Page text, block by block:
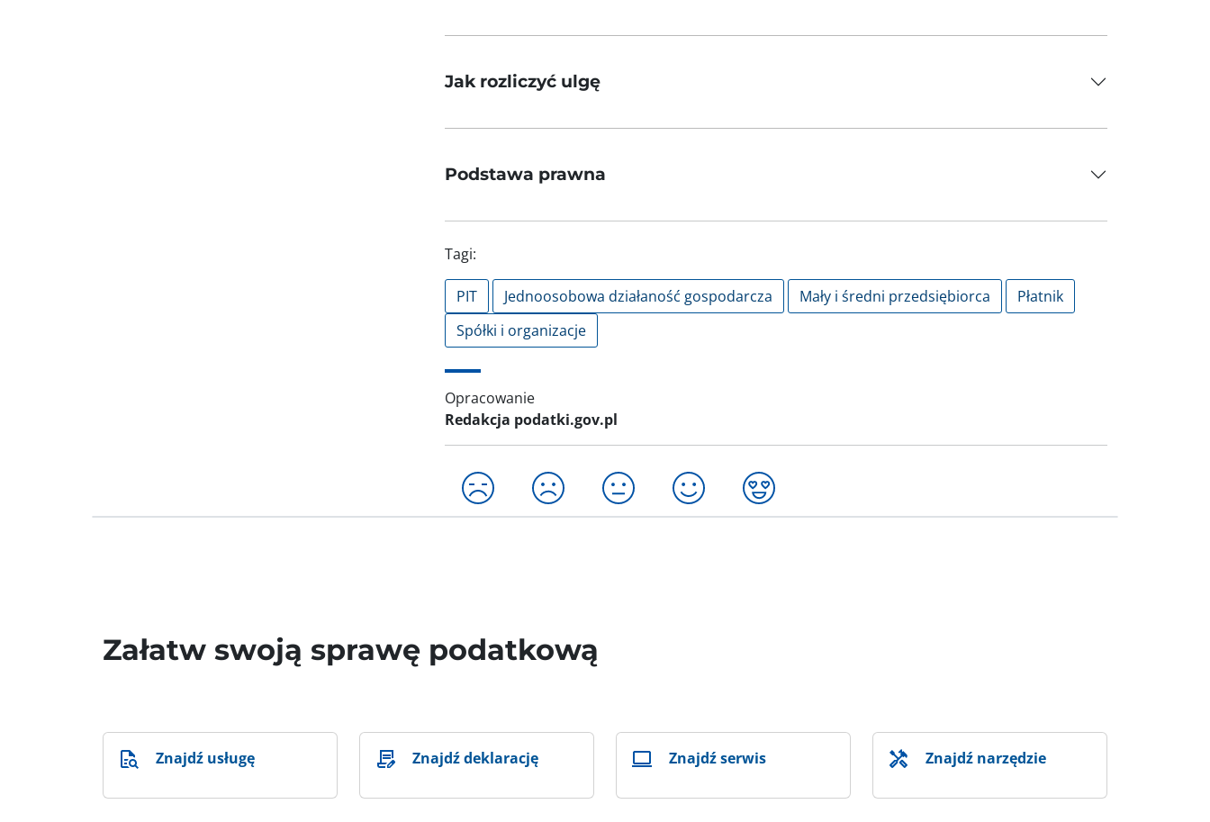
Jak rozliczyć ulgę
Podstawa prawna
Tagi:
PIT Jednoosobowa działaność gospodarcza Mały i średni przedsiębiorca
Płatnik
Spółki i organizacje
Opracowanie
Redakcja podatki.gov.pl
Załatw swoją sprawę podatkową
Znajdź usługę Znajdź deklarację Znajdź serwis Znajdź narzędzie